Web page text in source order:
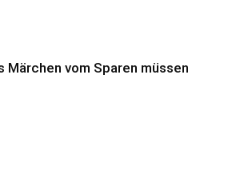
Märchen vom Sparen müssen